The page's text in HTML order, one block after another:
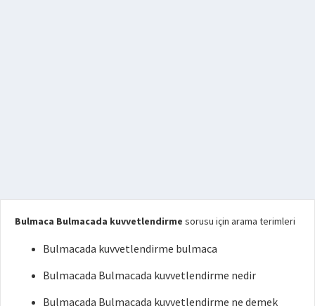
Bulmaca Bulmacada kuvvetlendirme sorusu için arama terimleri
Bulmacada kuvvetlendirme bulmaca
Bulmacada Bulmacada kuvvetlendirme nedir
Bulmacada Bulmacada kuvvetlendirme ne demek